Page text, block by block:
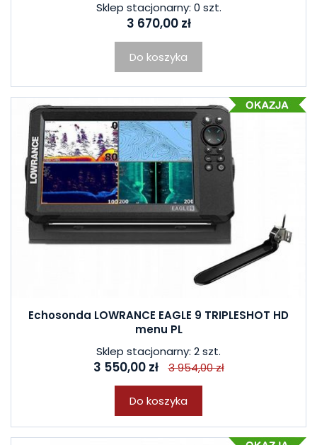
Sklep stacjonarny: 0 szt.
3 670,00 zł
Do koszyka
Echosonda LOWRANCE EAGLE 9 TRIPLESHOT HD
menu PL
Sklep stacjonarny: 2 szt.
3 550,00 zł 3 954,00 zł
Do koszyka